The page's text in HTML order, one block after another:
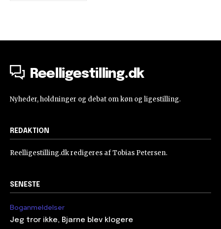
Reelligestilling.dk
Nyheder, holdninger og debat om køn og ligestilling.
REDAKTION
Reelligestilling.dk redigeres af Tobias Petersen.
SENESTE
Boganmeldelser
Jeg tror ikke, Bjarne blev klogere